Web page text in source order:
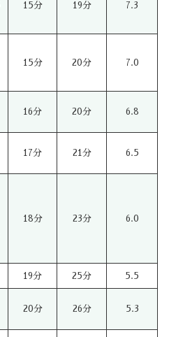
15分 19分 7.3
15分 20分 7.0
16分 20分 6.8
17分 21分 6.5
18分 23分 6.0
19分 25分 5.5
20分 26分 5.3